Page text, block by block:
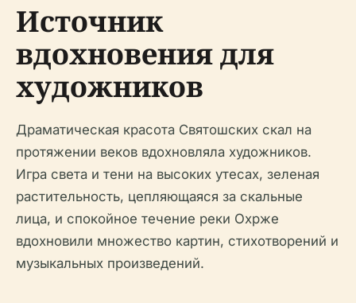
Источник
вдохновения для
художников
Драматическая красота Святошских скал на
протяжении веков вдохновляла художников.
Игра света и тени на высоких утесах, зеленая
растительность, цепляющаяся за скальные
лица, и спокойное течение реки Охрже
вдохновили множество картин, стихотворений и
музыкальных произведений.